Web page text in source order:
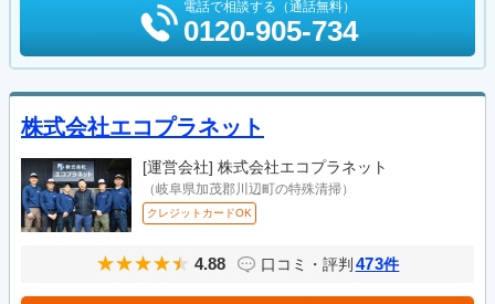
電話で相談する（通話無料）
0120-905-734
株式会社エコプラネット
[運営会社] 株式会社エコプラネット
（岐阜県加茂郡川辺町の特殊清掃）
クレジットカードOK
4.88 口コミ・評判 473件